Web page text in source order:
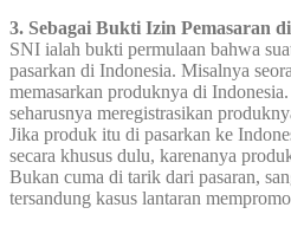
3. Sebagai Bukti Izin Pemasaran
SNI ialah bukti permulaan bahwa
pasarkan di Indonesia. Misalnya
memasarkan produknya di
seharusnya meregistrasikan
Jika produk itu di pasarkan ke
secara khusus dulu, karenanya
Bukan cuma di tarik dari pasaran,
tersandung kasus lantaran